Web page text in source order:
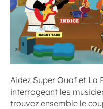
Aidez Super Ouaf et La
interrogeant les
trouvez ensemble le